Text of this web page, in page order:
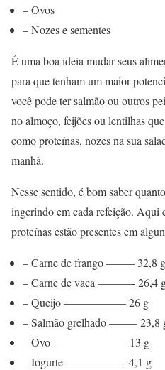
– Ovos
– Nozes e sementes
É uma boa ideia mudar seus
para que tenham um maior
você pode ter salmão ou outros
no almoço, feijões ou lentilhas
como proteínas, nozes na sua
manhã.
Nesse sentido, é bom saber
ingerindo em cada refeição. Aqui
proteínas estão presentes em
– Carne de frango ——– 32,8 g
– Carne de vaca ———- 26,4
– Queijo —————– 26 g
– Salmão grelhado ——– 23,8
– Ovo ——————– 13 g
– Iogurte —————- 4,1 g